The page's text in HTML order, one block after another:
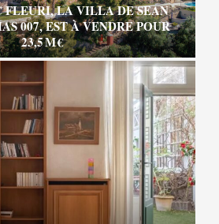
FLEURI, LA VILLA DE SEAN
007, EST À VENDRE POUR
23,5 M €